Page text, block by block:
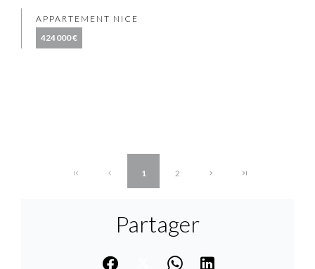
APPARTEMENT NICE
424 000 €
1 2
Partager